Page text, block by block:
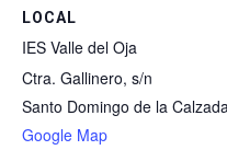
LOCAL
IES Valle del Oja
Ctra. Gallinero, s/n
Santo Domingo de la Calzada
Google Map